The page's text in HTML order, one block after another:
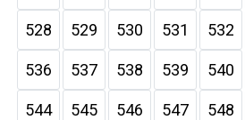
528 529 530 531 532
536 537 538 539 540
544 545 546 547 548